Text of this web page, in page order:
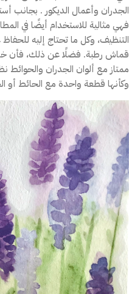
الجدران وأعمال الديكور . بجانب
فهي مثالية للاستخدام أيضًا في
التنظيف، وكل ما تحتاج إليه
ممتاز مع ألوان الجدران والحوائط
وكأنها قطعة واحدة مع الحائط أو